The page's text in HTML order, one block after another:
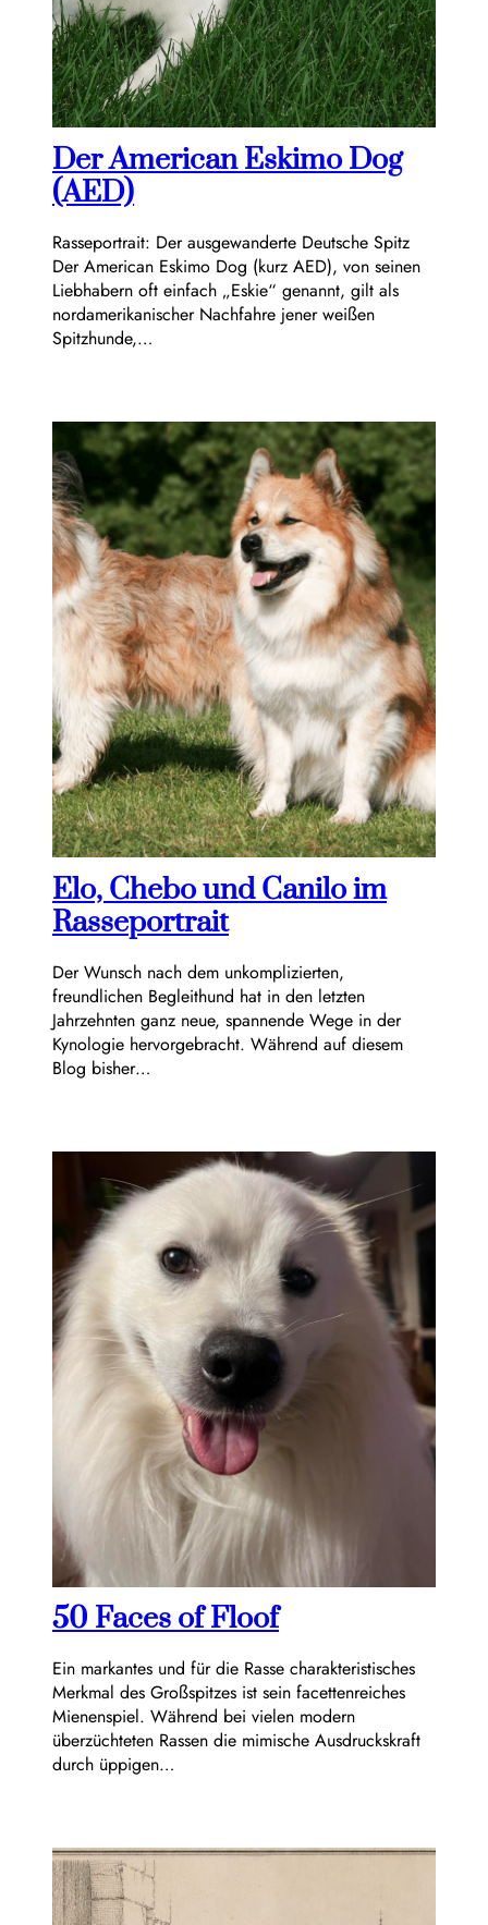
Der American Eskimo Dog
(AED)
Rasseportrait: Der ausgewanderte Deutsche Spitz
Der American Eskimo Dog (kurz AED), von seinen
Liebhabern oft einfach „Eskie“ genannt, gilt als
nordamerikanischer Nachfahre jener weißen
Spitzhunde,…
Elo, Chebo und Canilo im
Rasseportrait
Der Wunsch nach dem unkomplizierten,
freundlichen Begleithund hat in den letzten
Jahrzehnten ganz neue, spannende Wege in der
Kynologie hervorgebracht. Während auf diesem
Blog bisher…
50 Faces of Floof
Ein markantes und für die Rasse charakteristisches
Merkmal des Großspitzes ist sein facettenreiches
Mienenspiel. Während bei vielen modern
überzüchteten Rassen die mimische Ausdruckskraft
durch üppigen…